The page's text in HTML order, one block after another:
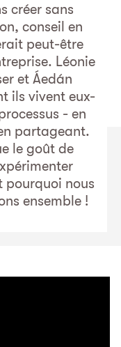
créer sans
conseil en
peut-être
Léonie
et Áedán
ils vivent eux-
- en
partageant.
le goût de
pourquoi nous
ensemble !